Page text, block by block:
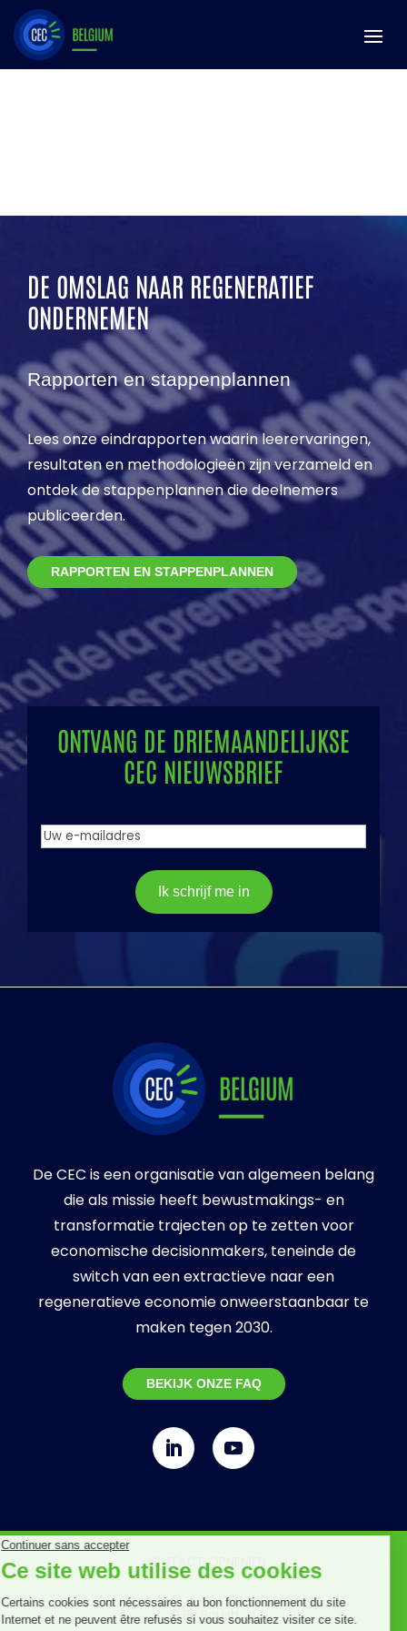
DE OMSLAG NAAR REGENERATIEF
ONDERNEMEN
Rapporten en stappenplannen
Lees onze eindrapporten waarin leerervaringen,
resultaten en methodologieën zijn verzameld en
ontdek de stappenplannen die deelnemers
publiceerden.
RAPPORTEN EN STAPPENPLANNEN
ONTVANG DE DRIEMAANDELIJKSE
CEC NIEUWSBRIEF
Uw
(Vereist) Ik schrijf me in
De CEC is een organisatie van algemeen belang
die als missie heeft bewustmakings- en
transformatie trajecten op te zetten voor
economische decisionmakers, teneinde de
switch van een extractieve naar een
regeneratieve economie onweerstaanbaar te
maken tegen 2030.
BEKIJK ONZE FAQ
CONTACT OPNEMEN
© ByPoush